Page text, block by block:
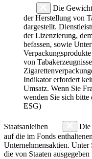
Die
der Herstellung von
dargestellt.
der Lizenzierung,
befassen, sowie
von
Indikator erfordert
Umsatz. Wenn Sie
wenden Sie sich
ESG)
Staatsanleihen
Die
auf die im Fonds
Unternehmensaktien. Unter
die von Staaten